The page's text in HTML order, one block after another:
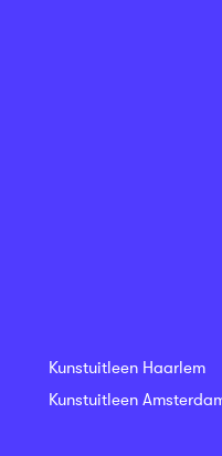
Kunstuitleen Haarlem
Kunstuitleen